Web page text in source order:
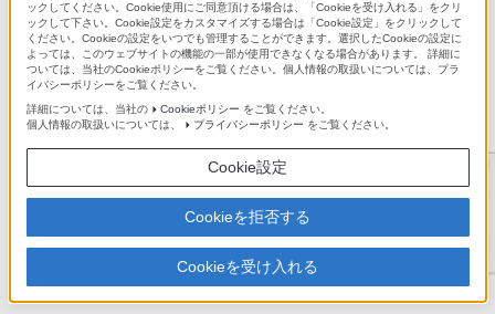
SDXC/SDHC UHS-II メモリーカード
オープン価格
SF-M128/SF-M64はUHS-Iの高速転送に対応していません
ックしてください。Cookie使用にご同意頂ける場合は、「Cookieを受け入れる」をクリ
ックして下さい。Cookie設定をカスタマイズする場合は「Cookie設定」をクリックして
ください。Cookieの設定をいつでも管理することができます。選択したCookieの設定に
よっては、このウェブサイトの機能の一部が使用できなくなる場合があります。 詳細に
ついては、当社のCookieポリシーをご覧ください。個人情報の取扱いについては、プラ
イバシーポリシーをご覧ください。
詳細については、当社の
Cookieポリシー をご覧ください。
個人情報の取扱いについては、
プライバシーポリシー をご覧ください。
Cookie設定
Cookieを拒否する
Cookieを受け入れる